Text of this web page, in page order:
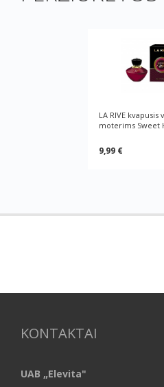
LA RIVE kvapusis
moterims Sweet
9,99 €
KONTAKTAI
UAB „Elevita"